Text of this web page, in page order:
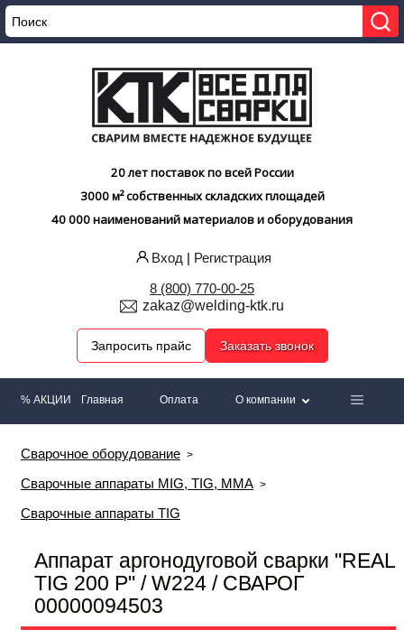
20 лет поставок по всей России
3000 м² собственных складских площадей
40 000 наименований материалов и оборудования
Вход | Регистрация
8 (800) 770-00-25
zakaz@welding-ktk.ru
Запросить прайс Заказать звонок
% АКЦИИ Главная Оплата О компании
Сварочное оборудование
Сварочные аппараты MIG, TIG, MMA
Сварочные аппараты TIG
Аппарат аргонодуговой сварки "REAL
TIG 200 Р" / W224 / СВАРОГ
00000094503